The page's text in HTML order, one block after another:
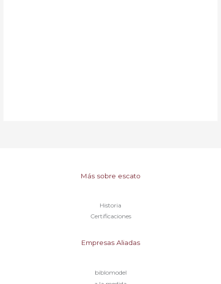
Más sobre escato
Historia
Certificaciones
Empresas Aliadas
biblomodel